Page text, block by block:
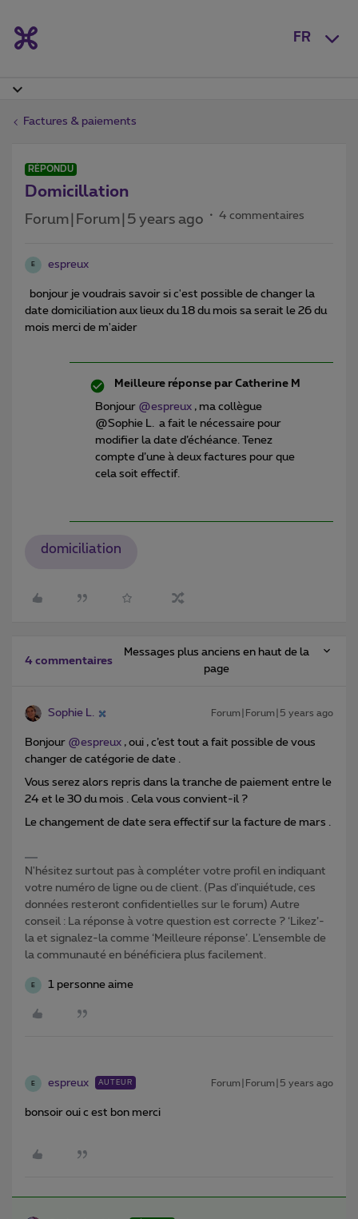
FR
Factures & paiements
RÉPONDU
Domicillation
Forum|Forum|5 years ago 4 commentaires
E espreux
bonjour je voudrais savoir si c'est possible de changer la
date domiciliation aux lieux du 18 du mois sa serait le 26 du
mois merci de m'aider
Meilleure réponse par Catherine M
Bonjour @espreux , ma collègue
@Sophie L. a fait le nécessaire pour
modifier la date d’échéance. Tenez
compte d’une à deux factures pour que
cela soit effectif.
domiciliation
4 commentaires
Messages plus anciens en haut de la
page
Sophie L. Forum|Forum|5 years ago
Bonjour @espreux , oui , c’est tout a fait possible de vous
changer de catégorie de date .
Vous serez alors repris dans la tranche de paiement entre le
24 et le 30 du mois . Cela vous convient-il ?
Le changement de date sera effectif sur la facture de mars .
N'hésitez surtout pas à compléter votre profil en indiquant
votre numéro de ligne ou de client. (Pas d'inquiétude, ces
données resteront confidentielles sur le forum) Autre
conseil : La réponse à votre question est correcte ? ‘Likez’-
la et signalez-la comme ‘Meilleure réponse’. L’ensemble de
la communauté en bénéficiera plus facilement.
E 1 personne aime
E espreux AUTEUR Forum|Forum|5 years ago
bonsoir oui c est bon merci